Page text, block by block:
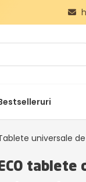
universale
tablete